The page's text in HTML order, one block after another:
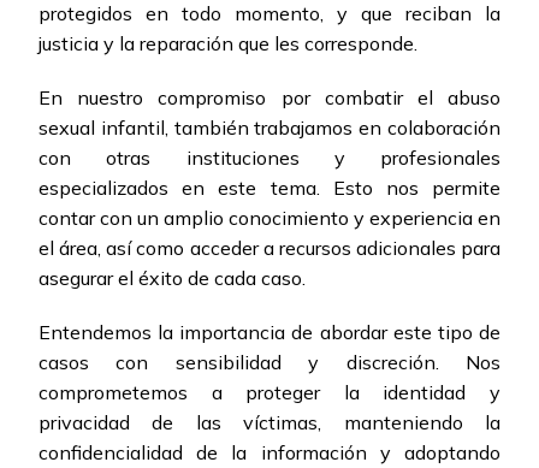
protegidos en todo momento, y que reciban la
justicia y la reparación que les corresponde.
En nuestro compromiso por combatir el abuso
sexual infantil, también trabajamos en colaboración
con otras instituciones y profesionales
especializados en este tema. Esto nos permite
contar con un amplio conocimiento y experiencia en
el área, así como acceder a recursos adicionales para
asegurar el éxito de cada caso.
Entendemos la importancia de abordar este tipo de
casos con sensibilidad y discreción. Nos
comprometemos a proteger la identidad y
privacidad de las víctimas, manteniendo la
confidencialidad de la información y adoptando